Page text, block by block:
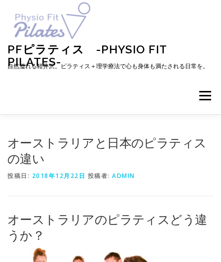
PFピラティス -PHYSIO FIT
PILATES-
自然溢れる軽井沢。ピラティス＋理学療法で心も身体も満たされる日常を。
メニュー
オーストラリアと日本のピラティス
の違い
投稿日: 2018年12月22日 投稿者: ADMIN
オーストラリアのピラティスどう違
うか？